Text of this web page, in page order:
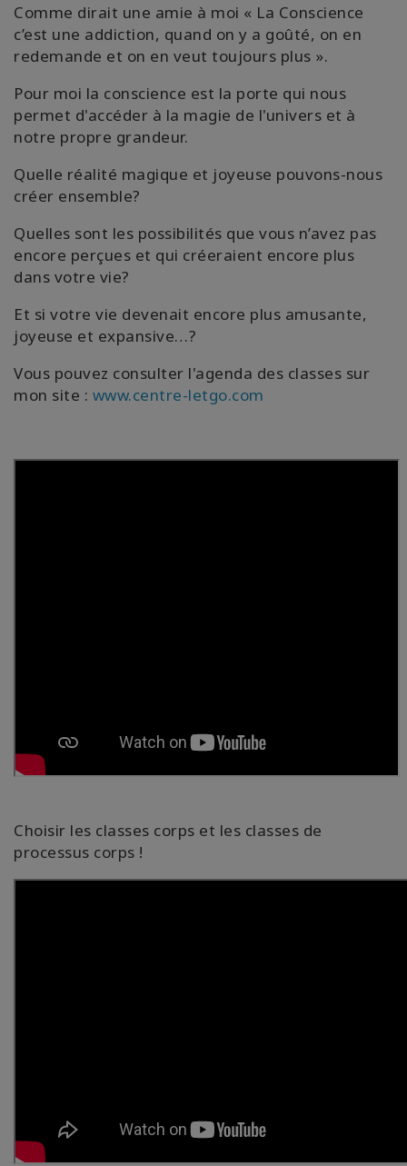
Comme dirait une amie à moi « La Conscience
c’est une addiction, quand on y a goûté, on en
redemande et on en veut toujours plus ».
Pour moi la conscience est la porte qui nous
permet d'accéder à la magie de l'univers et à
notre propre grandeur.
Quelle réalité magique et joyeuse pouvons-nous
créer ensemble?
Quelles sont les possibilités que vous n’avez pas
encore perçues et qui créeraient encore plus
dans votre vie?
Et si votre vie devenait encore plus amusante,
joyeuse et expansive…?
Vous pouvez consulter l'agenda des classes sur
mon site : www.centre-letgo.com
Choisir les classes corps et les classes de
processus corps !